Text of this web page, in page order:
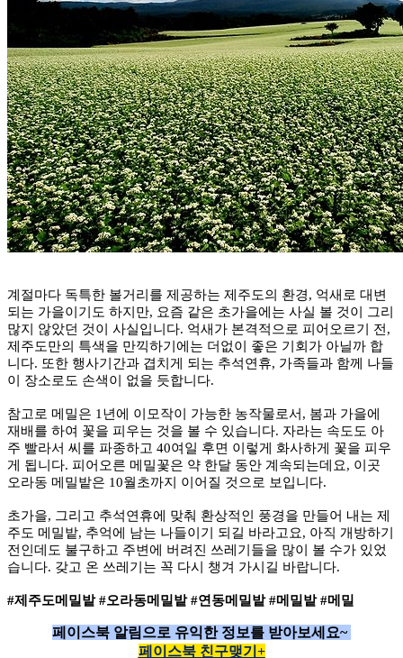
계절마다 독특한 볼거리를 제공하는 제주도의 환경, 억새로 대변
되는 가을이기도 하지만, 요즘 같은 초가을에는 사실 볼 것이 그리
많지 않았던 것이 사실입니다. 억새가 본격적으로 피어오르기 전,
제주도만의 특색을 만끽하기에는 더없이 좋은 기회가 아닐까 합
니다. 또한 행사기간과 겹치게 되는 추석연휴, 가족들과 함께 나들
이 장소로도 손색이 없을 듯합니다.
참고로 메밀은 1년에 이모작이 가능한 농작물로서, 봄과 가을에
재배를 하여 꽃을 피우는 것을 볼 수 있습니다. 자라는 속도도 아
주 빨라서 씨를 파종하고 40여일 후면 이렇게 화사하게 꽃을 피우
게 됩니다. 피어오른 메밀꽃은 약 한달 동안 계속되는데요, 이곳
오라동 메밀밭은 10월초까지 이어질 것으로 보입니다.
초가을, 그리고 추석연휴에 맞춰 환상적인 풍경을 만들어 내는 제
주도 메밀밭, 추억에 남는 나들이기 되길 바라고요, 아직 개방하기
전인데도 불구하고 주변에 버려진 쓰레기들을 많이 볼 수가 있었
습니다. 갖고 온 쓰레기는 꼭 다시 챙겨 가시길 바랍니다.
#제주도메밀밭 #오라동메밀밭 #연동메밀밭 #메밀밭 #메밀
페이스북 알림으로 유익한 정보를 받아보세요~
페이스북 친구맺기+